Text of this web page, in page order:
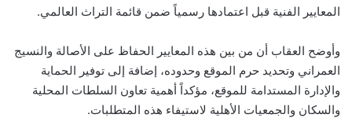
المعايير الفنية قبل اعتمادها رسمياً ضمن قائمة التراث العالمي.
وأوضح العقاب أن من بين هذه المعايير الحفاظ على الأصالة والنسيج
العمراني وتحديد حرم الموقع وحدوده، إضافة إلى توفير الحماية
والإدارة المستدامة للموقع، مؤكداً أهمية تعاون السلطات المحلية
والسكان والجمعيات الأهلية لاستيفاء هذه المتطلبات.